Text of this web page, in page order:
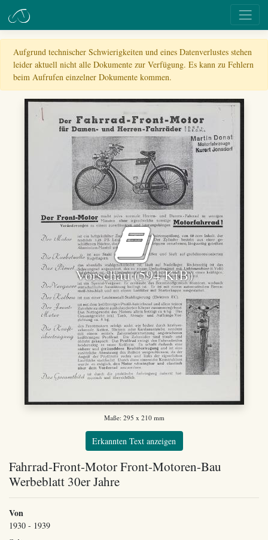
Aufgrund technischer Schwierigkeiten und eines Datenverlustes stehen
leider aktuell nicht alle Dokumente zur Verfügung. Es kann zu Fehlern
beim Aufrufen einzelner Dokumente kommen.
Vorschau (594 KiB)
Maße: 295 x 210 mm
Erkannten Text anzeigen
Fahrrad-Front-Motor Front-Motoren-Bau
Werbeblatt 30er Jahre
Von
1930 - 1939